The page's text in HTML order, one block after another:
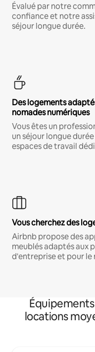
Évalué par notre
confiance et notre
séjour longue durée.
Des logements
nomades numériques
Vous êtes un
un séjour longue
espaces de travail
Vous cherchez des
Airbnb propose des
meublés adaptés aux
d'entreprise et pour le
locations